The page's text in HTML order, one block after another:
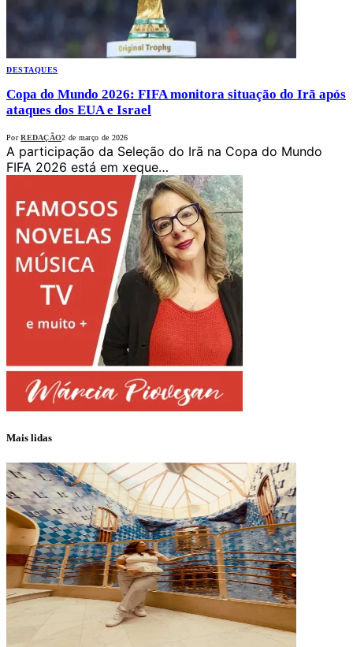
DESTAQUES
Copa do Mundo 2026: FIFA monitora situação do Irã após
ataques dos EUA e Israel
Por REDAÇÃO2 de março de 2026
A participação da Seleção do Irã na Copa do Mundo
FIFA 2026 está em xeque…
Mais lidas